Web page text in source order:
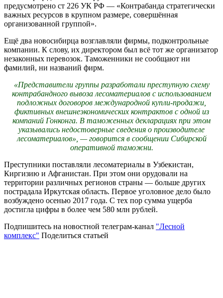
предусмотрено ст 226 УК РФ — «Контрабанда стратегически
важных ресурсов в крупном размере, совершённая
организованной группой».
Ещё два новосибирца возглавляли фирмы, подконтрольные
компании. К слову, их директором был всё тот же организатор
незаконных перевозок. Таможенники не сообщают ни
фамилий, ни названий фирм.
«Представители группы разработали преступную схему
контрабандного вывоза лесоматериалов с использованием
подложных договоров международной купли-продажи,
фиктивных внешнеэкономических контрактов с одной из
компаний Гонконга. В таможенных декларациях при этом
указывались недостоверные сведения о производителе
лесоматериалов», — говорится в сообщении Сибирской
оперативной таможни.
Преступники поставляли лесоматериалы в Узбекистан,
Киргизию и Афганистан. При этом они орудовали на
территории различных регионов страны — больше других
пострадала Иркутская область. Первое уголовное дело было
возбуждено осенью 2017 года. С тех пор сумма ущерба
достигла цифры в более чем 580 млн рублей.
Подпишитесь на новостной телеграм-канал "Лесной
комплекс" Поделиться статьей